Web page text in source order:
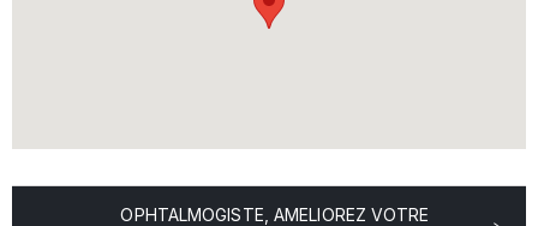
OPHTALMOGISTE, AMELIOREZ VOTRE